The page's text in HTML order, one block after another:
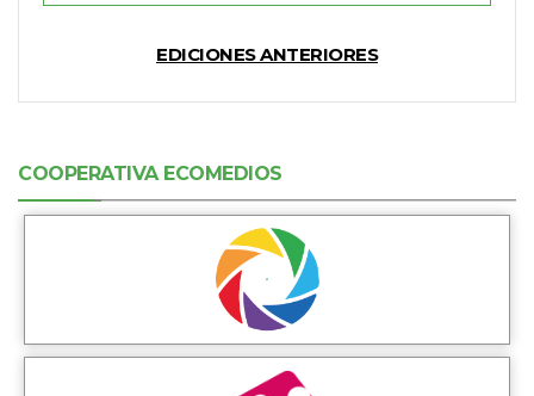
EDICIONES ANTERIORES
COOPERATIVA ECOMEDIOS